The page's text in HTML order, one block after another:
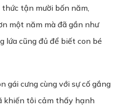
thức tận mười bốn năm,
một năm mà đã gần như
lứa cũng đủ để biết con bé
gái cưng cùng với sự cố gắng
khiến tôi cảm thấy hạnh